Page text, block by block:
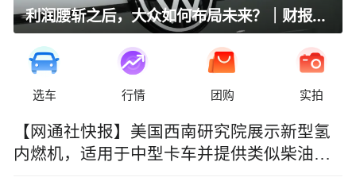
利润腰斩之后，大众如何布局未来？｜财报全视角
选车 行情 团购 实拍
【网通社快报】美国西南研究院展示新型氢
内燃机，适用于中型卡车并提供类似柴油机